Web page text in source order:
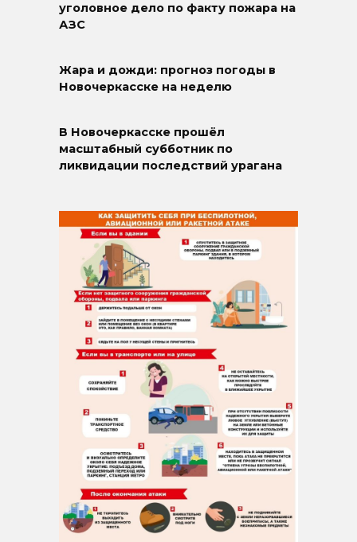
уголовное дело по факту пожара на
АЗС
Жара и дожди: прогноз погоды в
Новочеркасске на неделю
В Новочеркасске прошёл
масштабный субботник по
ликвидации последствий урагана